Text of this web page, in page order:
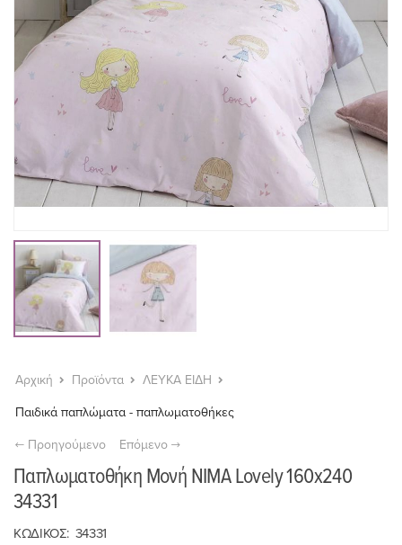
Αρχική Προϊόντα ΛΕΥΚΑ ΕΙΔΗ
Παιδικά παπλώματα - παπλωματοθήκες
Προηγούμενο Επόμενο
Παπλωματοθήκη Μονή NIMA Lovely 160x240
34331
ΚΩΔΙΚΟΣ: 34331